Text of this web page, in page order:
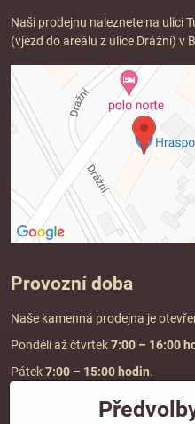
Naši prodejnu naleznete na ulici
(vjezd do areálu z ulice Drážní) v
Provozní doba
Naše kamenná prodejna je
Pondělí až čtvrtek7:00 – 16:00
Pátek7:00 – 15:00 hodin.